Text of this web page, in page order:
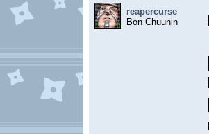
reapercurse
Bon Chuunin